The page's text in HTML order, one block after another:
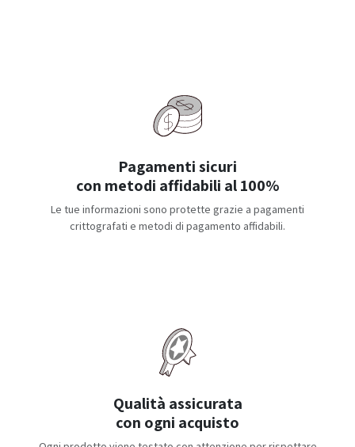
Pagamenti sicuri
con metodi affidabili al 100%
Le tue informazioni sono protette grazie a pagamenti
crittografati e metodi di pagamento affidabili.
Qualità assicurata
con ogni acquisto